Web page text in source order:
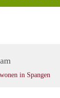
in Spangen